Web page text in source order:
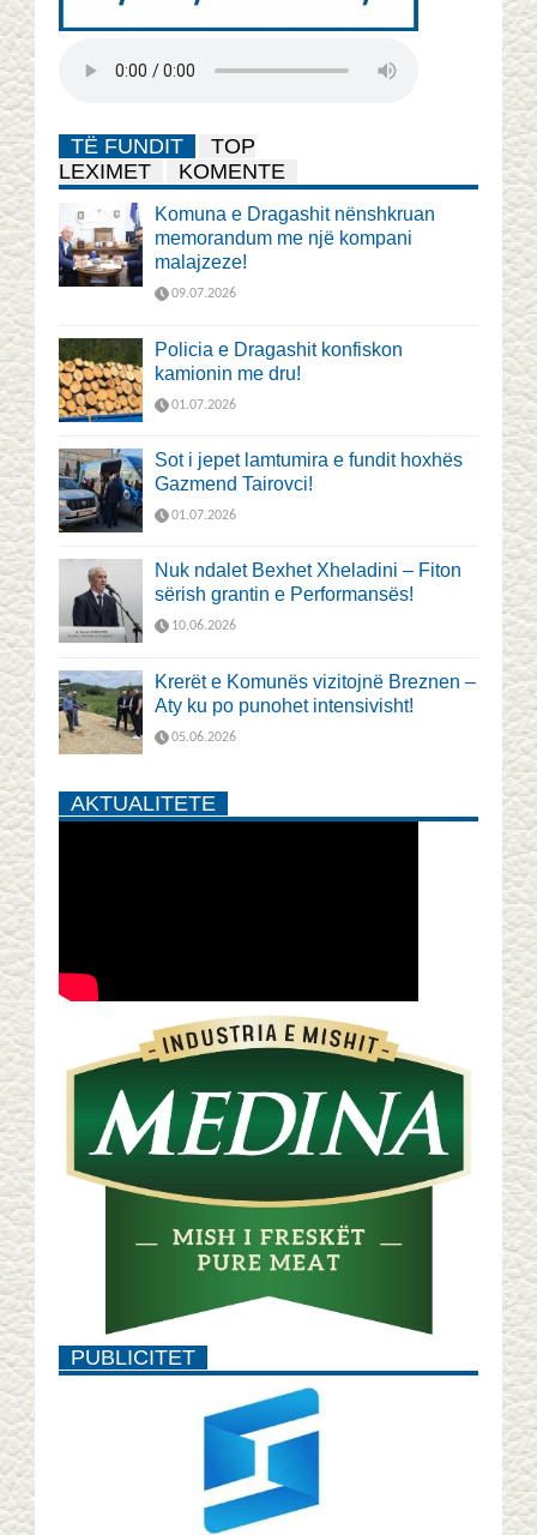
TË FUNDIT
TOP
LEXIMET
KOMENTE
Komuna e Dragashit nënshkruan
memorandum me një kompani
malajzeze!
09.07.2026
Policia e Dragashit konfiskon
kamionin me dru!
01.07.2026
Sot i jepet lamtumira e fundit hoxhës
Gazmend Tairovci!
01.07.2026
Nuk ndalet Bexhet Xheladini – Fiton
sërish grantin e Performansës!
10.06.2026
Krerët e Komunës vizitojnë Breznen –
Aty ku po punohet intensivisht!
05.06.2026
AKTUALITETE
PUBLICITET